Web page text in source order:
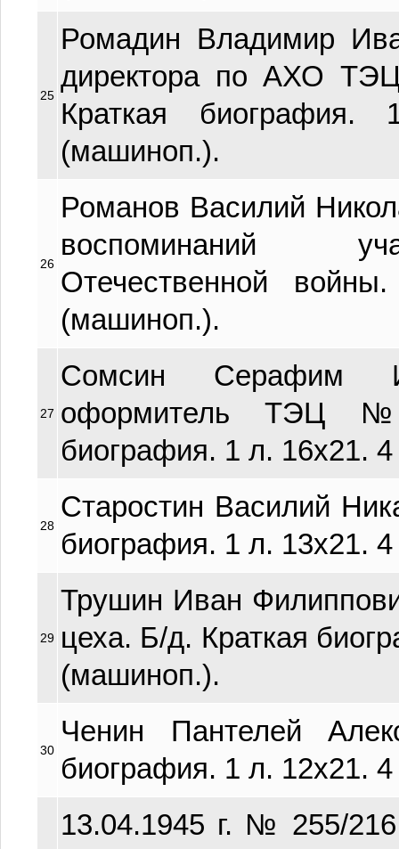
25
Ромадин Владимир
директора по АХО
Краткая
(машиноп.).
26
Романов Василий
воспоминаний
Отечественной
(машиноп.).
27
Сомсин Серафим
оформитель ТЭЦ
биография. 1 л. 16х21.
28
Старостин Василий
биография. 1 л. 13х21.
29
Трушин Иван
цеха. Б/д. Краткая
(машиноп.).
30
Ченин Пантелей
биография. 1 л. 12х21.
13.04.1945 г. № 255/